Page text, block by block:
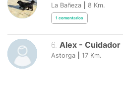
La Bañeza 8 Km.
1 comentarios
6 Alex - Cuidador
Astorga 17 Km.